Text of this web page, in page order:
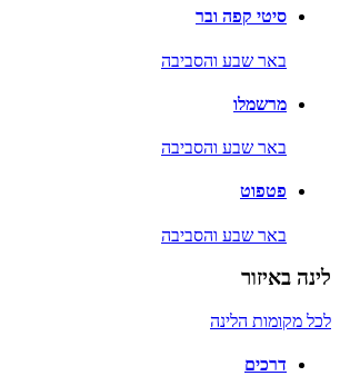
סיטי קפה ובר
באר שבע והסביבה
מרשמלו
באר שבע והסביבה
פטפוט
באר שבע והסביבה
לינה באיזור
לכל מקומות הלינה
דרכים